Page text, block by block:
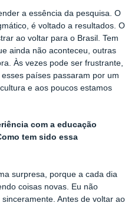
a essência da pesquisa. O
é voltado a resultados. O
ao voltar para o Brasil. Tem
ainda não aconteceu, outras
Às vezes pode ser frustrante,
países passaram por um
e aos poucos estamos
com a educação
tem sido essa
surpresa, porque a cada dia
coisas novas. Eu não
Antes de voltar ao